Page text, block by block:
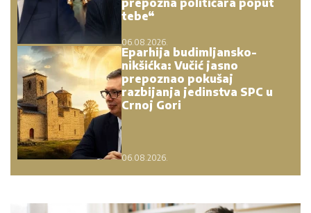
tebe“
06.08.2026.
Eparhija budimljansko-
nikšićka: Vučić jasno
prepoznao pokušaj
razbijanja jedinstva SPC u
Crnoj Gori
06.08.2026.